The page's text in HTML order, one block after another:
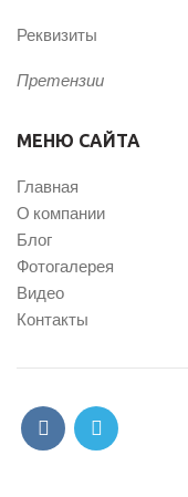
Реквизиты
Претензии
МЕНЮ САЙТА
Главная
О компании
Блог
Фотогалерея
Видео
Контакты